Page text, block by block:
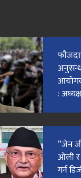
:
“जेन
ओली
गर्न